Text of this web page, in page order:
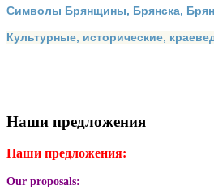
Символы Брянщины, Брянска,
Культурные, исторические,
Наши предложения
Наши предложения:
Our proposals: